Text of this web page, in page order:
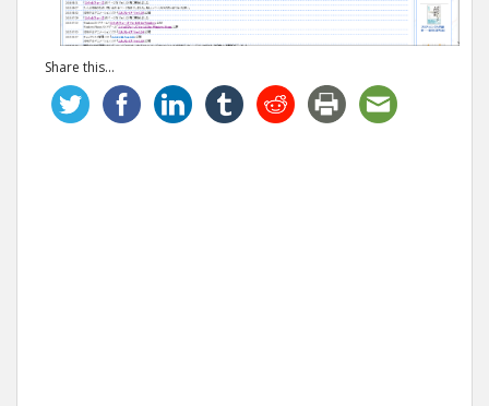
Share this...